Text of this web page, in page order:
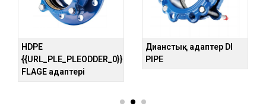
HDPE
{{URL_PLE_PLEODDER_0}}
FLAGE адаптері
Дианстық адаптер DI
PIPE